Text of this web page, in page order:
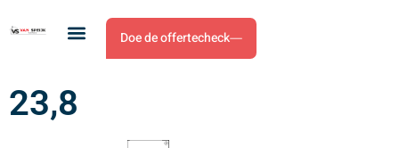
Doe de offertecheck
23,8